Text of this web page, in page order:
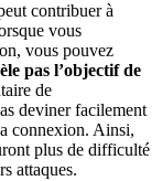
contribuer à
vous
vous pouvez
pas l’objectif de
de
deviner facilement
connexion. Ainsi,
plus de difficulté
attaques.